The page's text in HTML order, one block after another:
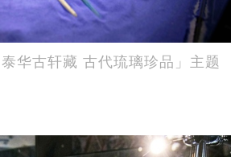
华古轩藏 古代琉璃珍品」主题